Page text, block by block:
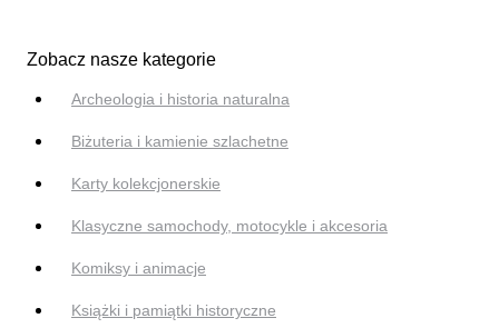
Zobacz nasze kategorie
Archeologia i historia naturalna
Biżuteria i kamienie szlachetne
Karty kolekcjonerskie
Klasyczne samochody, motocykle i akcesoria
Komiksy i animacje
Książki i pamiątki historyczne